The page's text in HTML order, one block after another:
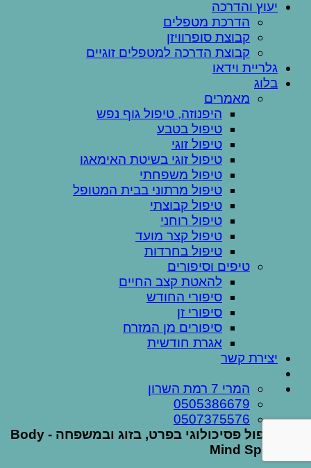
יעוץ והדרכה
הדרכת מטפלים
קבוצת סופרוויזן
קבוצת הדרכה למטפלים זוגיים
גלריית וידאו
בלוג
מאמרים
היפנוזה, טיפול גוף נפש
טיפול בטבע
טיפול זוגי
טיפול זוגי בשיטת האימאגו
טיפול משפחתי
טיפול מרתוני בבית המטופל
טיפול קבוצתי
טיפול רוחני
טיפול קצר מועד
טיפול בחרדות
טיפים וסיפורים
להאטת קצב החיים
סיפורי החודש
סיפורי זן
סיפורים מן המזרח
אגרת חודשית
יצירת קשר
המרי 7 רמת השרון
0505386679
0507375576
טיפול פסיכולוגי בפרט, בזוג ובמשפחה - Body
Mind Spirit